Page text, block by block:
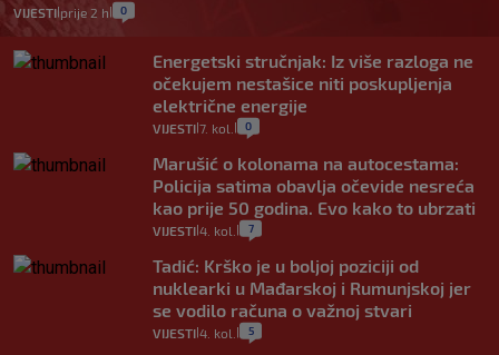
VIJESTI| prije 2 h 0
Energetski stručnjak: Iz više razloga ne
očekujem nestašice niti poskupljenja
električne energije
VIJESTI 7. kol. 0
Marušić o kolonama na autocestama:
Policija satima obavlja očevide nesreća
kao prije 50 godina. Evo kako to ubrzati
VIJESTI 4. kol. 7
Tadić: Krško je u boljoj poziciji od
nuklearki u Mađarskoj i Rumunjskoj jer
se vodilo računa o važnoj stvari
VIJESTI 4. kol. 5